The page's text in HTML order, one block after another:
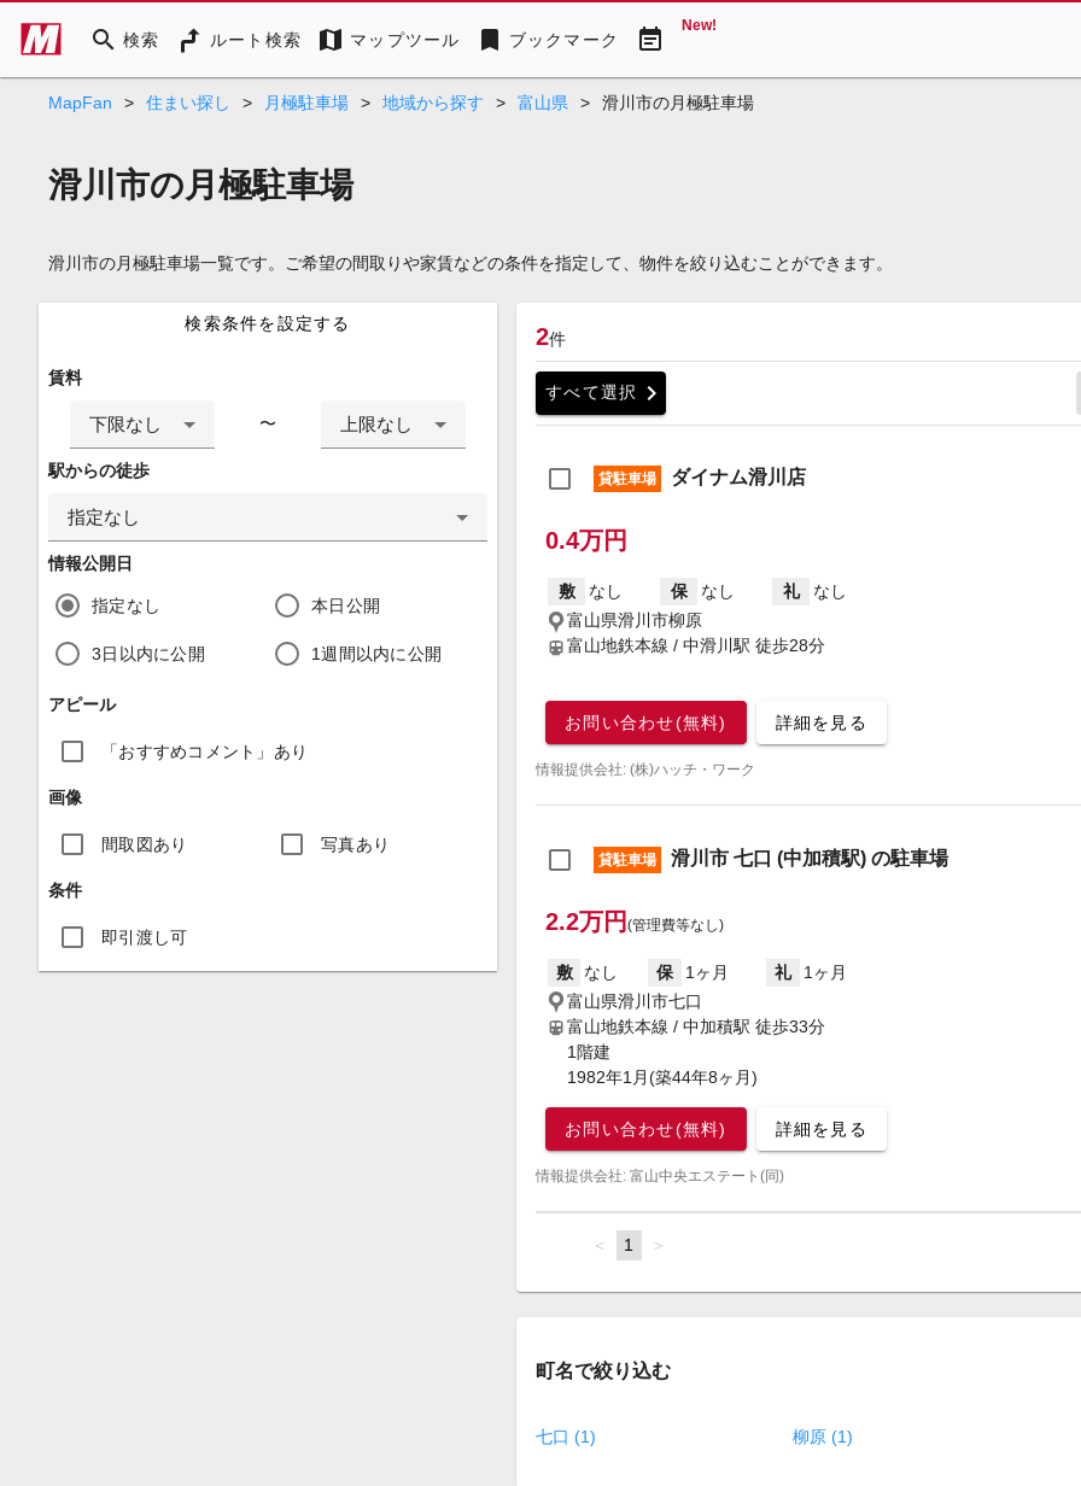
search 検索 ルート検索 map マップツール bookmark ブックマーク event_note New!
MapFan > 住まい探し > 月極駐車場 > 地域から探す > 富山県 > 滑川市の月極駐車場
滑川市の月極駐車場
滑川市の月極駐車場一覧です。ご希望の間取りや家賃などの条件を指定して、物件を絞り込むことができます。
検索条件を設定する
賃料
下限なし 〜 上限なし
駅からの徒歩
指定なし
情報公開日
指定なし 本日公開
3日以内に公開 1週間以内に公開
アピール
「おすすめコメント」あり
画像
間取図あり 写真あり
条件
即引渡し可
2件
すべて選択 chevron_right
貸駐車場 ダイナム滑川店
0.4万円
敷 なし 保 なし 礼
なし
富山県滑川市柳原
富山地鉄本線 / 中滑川駅 徒歩28分
お問い合わせ(無料) 詳細を見る
情報提供会社: (株)ハッチ・ワーク
貸駐車場 滑川市 七口 (中加積駅) の駐車場
2.2万円 (管理費等なし)
敷 なし 保 1ヶ月 礼
1ヶ月
富山県滑川市七口
富山地鉄本線 / 中加積駅 徒歩33分
1階建
1982年1月(築44年8ヶ月)
お問い合わせ(無料) 詳細を見る
情報提供会社: 富山中央エステート(同)
page
You're
page
1 page
町名で絞り込む
七口 (1) 柳原 (1)